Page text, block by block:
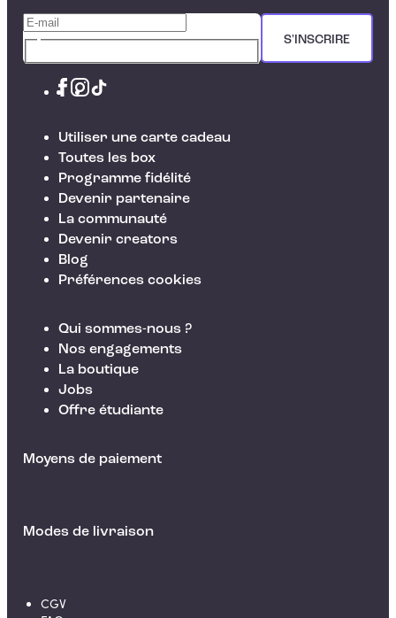
S'INSCRIRE
Utiliser une carte cadeau
Toutes les box
Programme fidélité
Devenir partenaire
La communauté
Devenir creators
Blog
Préférences cookies
Qui sommes-nous ?
Nos engagements
La boutique
Jobs
Offre étudiante
Moyens de paiement
Modes de livraison
CGV